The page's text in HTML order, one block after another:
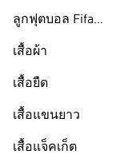
ลูกฟุตบอล Fifa
เสื้อผ้า
เสื้อยืด
เสื้อแขนยาว
เสื้อแจ็คเก็ต